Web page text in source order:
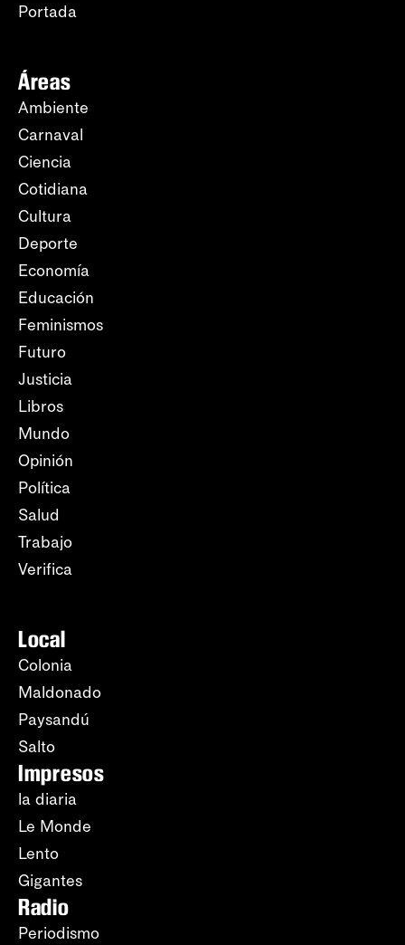
Portada
Áreas
Ambiente
Carnaval
Ciencia
Cotidiana
Cultura
Deporte
Economía
Educación
Feminismos
Futuro
Justicia
Libros
Mundo
Opinión
Política
Salud
Trabajo
Verifica
Local
Colonia
Maldonado
Paysandú
Salto
Impresos
la diaria
Le Monde
Lento
Gigantes
Radio
Periodismo